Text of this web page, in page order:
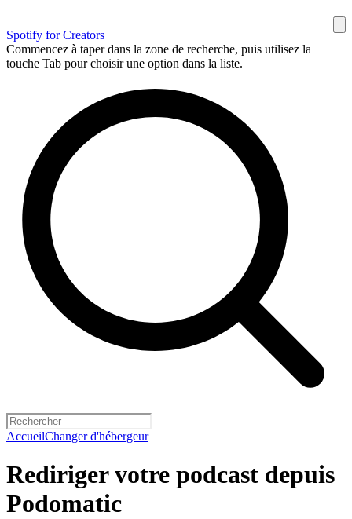
Spotify for Creators
Commencez à taper dans la zone de recherche, puis utilisez la
touche Tab pour choisir une option dans la liste.
AccueilChanger d'hébergeur
Rediriger votre podcast depuis
Podomatic